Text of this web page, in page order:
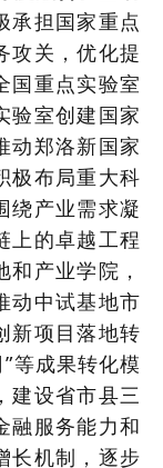
承担国家重点
攻关，优化提
国重点实验室
验室创建国家
动郑洛新国家
极布局重大科
绕产业需求凝
上的卓越工程
产业学院，
动中试基地市
新项目落地转
等成果转化模
建设省市县三
融服务能力和
长机制，逐步